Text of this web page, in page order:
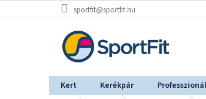
a
sportfit@sportfit.hu
Kert Kerékpár